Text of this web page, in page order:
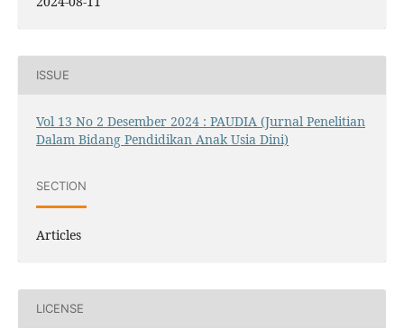
ISSUE
Vol 13 No 2 Desember 2024 : PAUDIA (Jurnal Penelitian
Dalam Bidang Pendidikan Anak Usia Dini)
SECTION
Articles
LICENSE